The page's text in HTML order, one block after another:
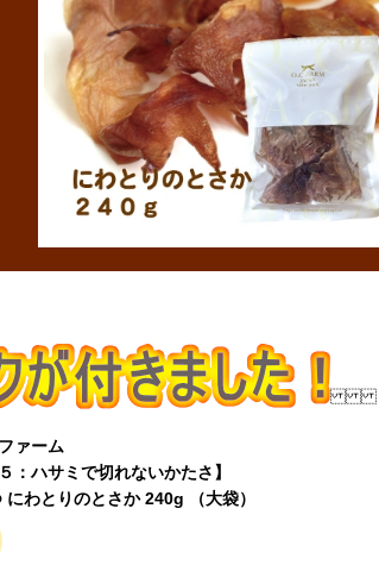
ァーム
：ハサミで切れないかたさ】
にわとりのとさか 240g （大袋）